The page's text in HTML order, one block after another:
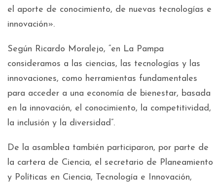
el aporte de conocimiento, de nuevas tecnologías e
innovación».
Según Ricardo Moralejo, “en La Pampa
consideramos a las ciencias, las tecnologías y las
innovaciones, como herramientas fundamentales
para acceder a una economía de bienestar, basada
en la innovación, el conocimiento, la competitividad,
la inclusión y la diversidad”.
De la asamblea también participaron, por parte de
la cartera de Ciencia, el secretario de Planeamiento
y Políticas en Ciencia, Tecnología e Innovación,